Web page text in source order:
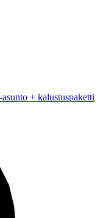
+ kalustuspaketti